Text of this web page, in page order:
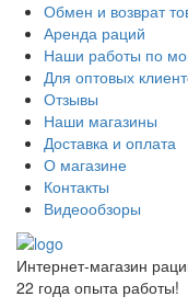
Обмен и возврат
Аренда раций
Наши работы по
Для оптовых
Отзывы
Наши магазины
Доставка и оплата
О магазине
Контакты
Видеообзоры
Интернет-магазин
22 года опыта работы!